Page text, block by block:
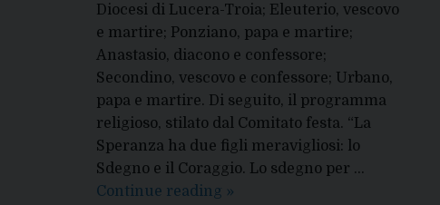
Diocesi di Lucera-Troia; Eleuterio, vescovo
e martire; Ponziano, papa e martire;
Anastasio, diacono e confessore;
Secondino, vescovo e confessore; Urbano,
papa e martire. Di seguito, il programma
religioso, stilato dal Comitato festa. “La
Speranza ha due figli meravigliosi: lo
Sdegno e il Coraggio. Lo sdegno per …
Continue reading TROIA,
»